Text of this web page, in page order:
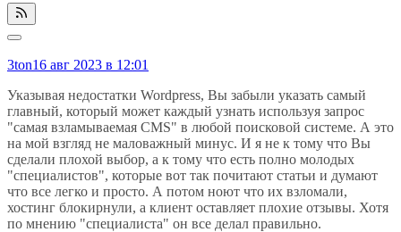
3ton16 авг 2023 в 12:01
Указывая недостатки Wordpress, Вы забыли указать самый
главный, который может каждый узнать используя запрос
"самая взламываемая CMS" в любой поисковой системе. А это
на мой взгляд не маловажный минус. И я не к тому что Вы
сделали плохой выбор, а к тому что есть полно молодых
"специалистов", которые вот так почитают статьи и думают
что все легко и просто. А потом ноют что их взломали,
хостинг блокирнули, а клиент оставляет плохие отзывы. Хотя
по мнению "специалиста" он все делал правильно.